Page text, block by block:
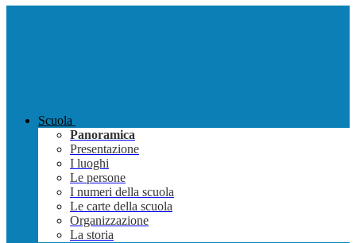
Scuola
Panoramica
Presentazione
I luoghi
Le persone
I numeri della scuola
Le carte della scuola
Organizzazione
La storia